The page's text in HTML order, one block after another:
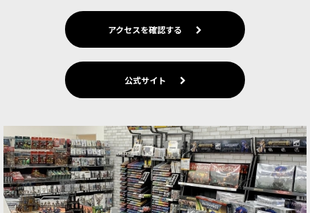
根の木立は、シルヴァネス軍の大型精霊戦力をま
とめて加えられるバトルフォースです。 軍の主軸
となる大型モデルを一気に揃えたい場合や、 既存
コレクションに…
[シルヴァネス] 名高き連隊：ねじれた樹枝
53
1点
白兵戦の厚みと変則性を加える名高き連隊セット
ねじれた樹枝は、シルヴァネスの戦力をまとめて
追加できる名高き連隊セットです。 オーダー陣営
の軍に独特な白兵戦戦力を加えたい場合にも、 シ
ルヴァネス軍の…
アクセスを確認する
公式サイト